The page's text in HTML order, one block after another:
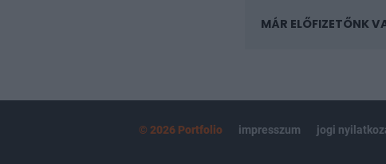
MÁR ELŐFIZETŐNK
© 2026 Portfolio impresszum jogi